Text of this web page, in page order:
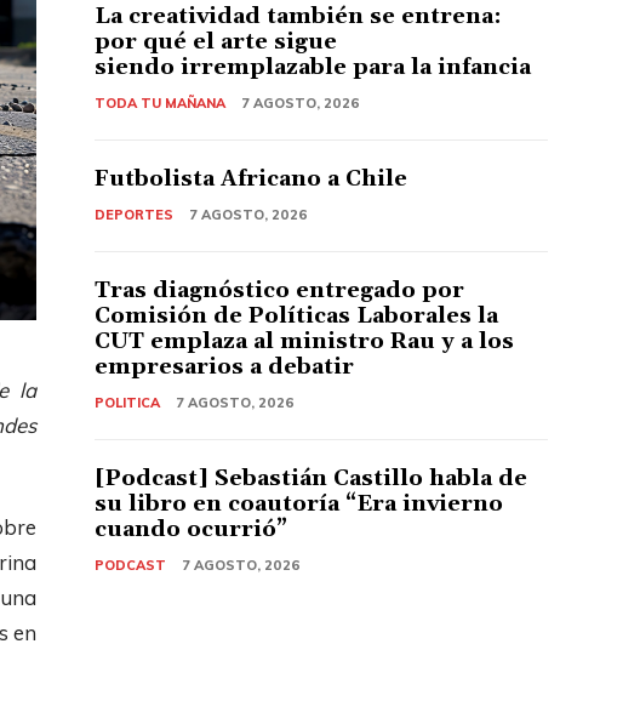
la
en
La creatividad también se entrena:
por qué el arte sigue
siendo irremplazable para la infancia
TODA TU MAÑANA 7 AGOSTO, 2026
Futbolista Africano a Chile
DEPORTES 7 AGOSTO, 2026
Tras diagnóstico entregado por
Comisión de Políticas Laborales la
CUT emplaza al ministro Rau y a los
empresarios a debatir
POLITICA 7 AGOSTO, 2026
[Podcast] Sebastián Castillo habla de
su libro en coautoría “Era invierno
cuando ocurrió”
PODCAST 7 AGOSTO, 2026